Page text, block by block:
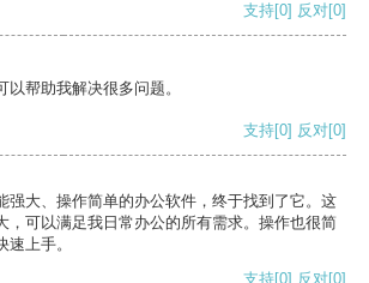
支持[0] 反对[0]
帮助我解决很多问题。
支持[0] 反对[0]
强大、操作简单的办公软件，终于找到了它。这
，可以满足我日常办公的所有需求。操作也很简
上手。
支持[0] 反对[0]